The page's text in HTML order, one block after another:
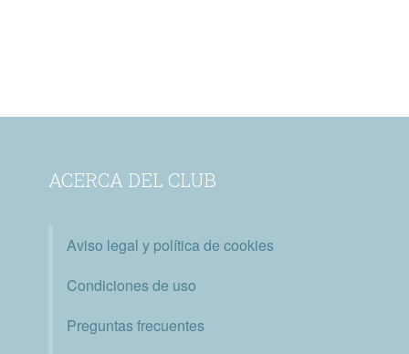
ACERCA DEL CLUB
Aviso legal y política de cookies
Condiciones de uso
Preguntas frecuentes